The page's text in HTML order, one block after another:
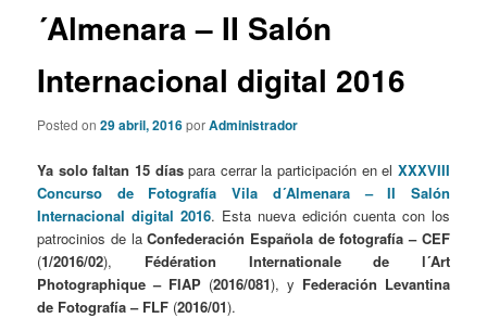
´Almenara – II Salón
Internacional digital 2016
Posted on29 abril, 2016porAdministrador
Ya solo faltan 15 díaspara cerrar la participación en el XXXVIII
Concurso de Fotografía Vila d´Almenara – II Salón
Internacional digital 2016. Esta nueva edición cuenta con los
patrocinios de laConfederación Española de fotografía – CEF
(1/2016/02), Fédération Internationale de l´Art
Photographique – FIAP (2016/081), y Federación Levantina
de Fotografía – FLF (2016/01).